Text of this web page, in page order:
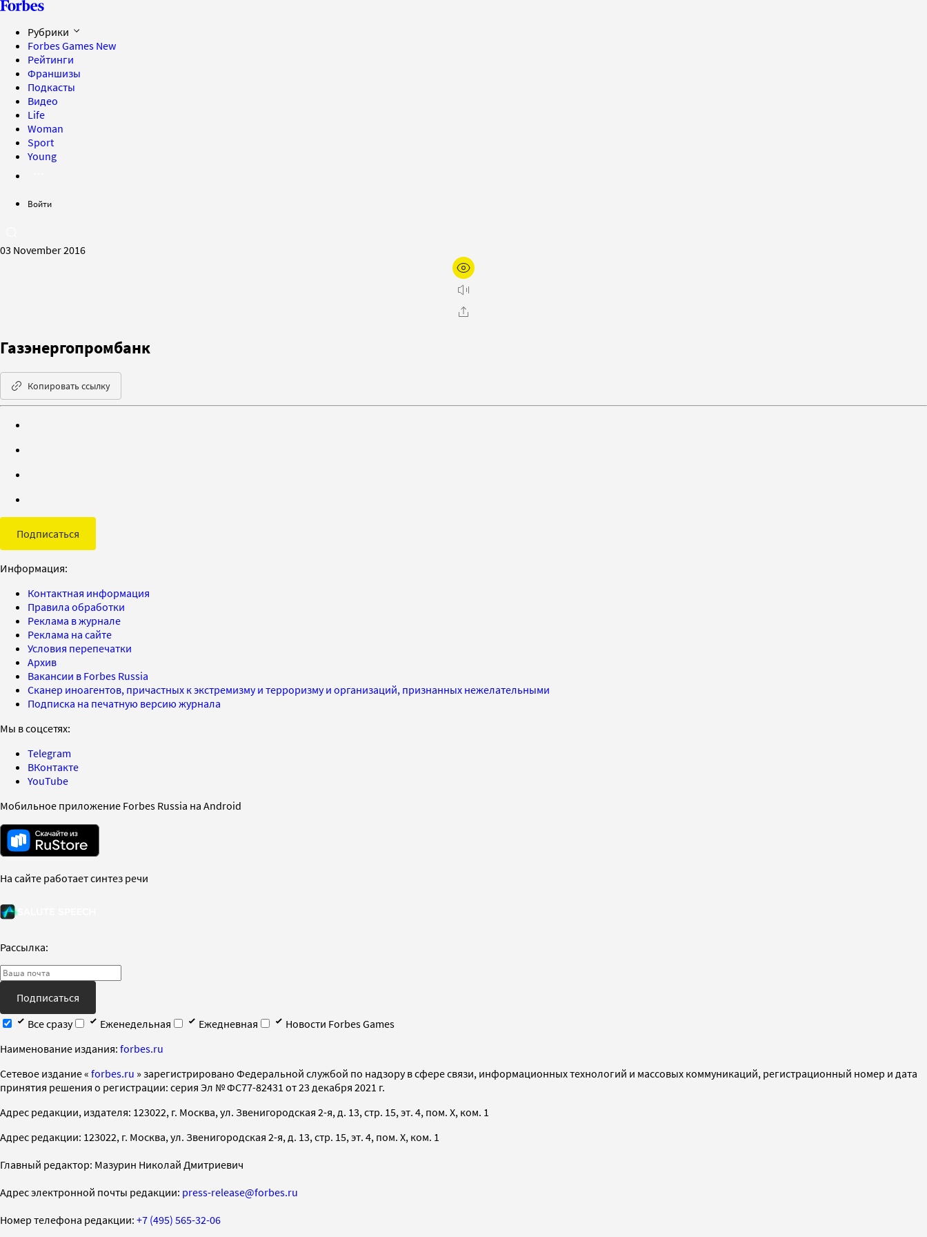
Рубрики
Forbes Games New
Рейтинги
Франшизы
Подкасты
Видео
Life
Woman
Sport
Young
Войти
03 November 2016
Газэнергопромбанк
Копировать ссылку
Подписаться
Информация:
Контактная информация
Правила обработки
Реклама в журнале
Реклама на сайте
Условия перепечатки
Архив
Вакансии в Forbes Russia
Сканер иноагентов, причастных к экстремизму и терроризму и организаций, признанных нежелательными
Подписка на печатную версию журнала
Мы в соцсетях:
Telegram
ВКонтакте
YouTube
Мобильное приложение Forbes Russia на Android
На сайте работает синтез речи
Рассылка:
Подписаться
Все сразу
Еженедельная Ежедневная
Новости Forbes Games
Наименование издания: forbes.ru
Cетевое издание « forbes.ru » зарегистрировано Федеральной службой по надзору в сфере связи, информационных технологий и массовых коммуникаций, регистрационный номер и дата
принятия решения о регистрации: серия Эл № ФС77-82431 от 23 декабря 2021 г.
Адрес редакции, издателя: 123022, г. Москва, ул. Звенигородская 2-я, д. 13, стр. 15, эт. 4, пом. X, ком. 1
Адрес редакции: 123022, г. Москва, ул. Звенигородская 2-я, д. 13, стр. 15, эт. 4, пом. X, ком. 1
Главный редактор: Мазурин Николай Дмитриевич
Адрес электронной почты редакции: press-release@forbes.ru
Номер телефона редакции: +7 (495) 565-32-06